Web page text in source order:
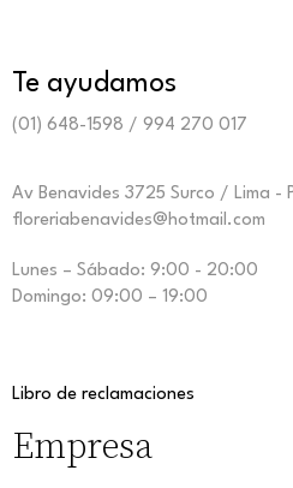
Te ayudamos
(01) 648-1598 / 994 270 017
Av Benavides 3725 Surco / Lima -
floreriabenavides@hotmail.com
Lunes – Sábado: 9:00 - 20:00
Domingo: 09:00 – 19:00
Libro de reclamaciones
Empresa